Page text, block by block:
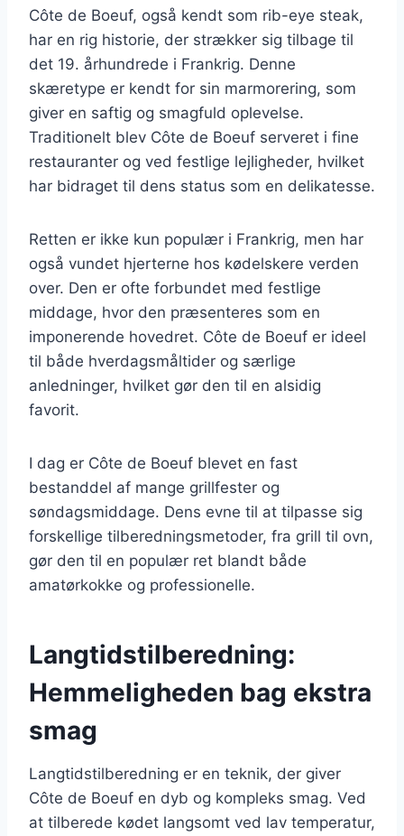
Côte de Boeuf, også kendt som rib-eye steak,
har en rig historie, der strækker sig tilbage til
det 19. århundrede i Frankrig. Denne
skæretype er kendt for sin marmorering, som
giver en saftig og smagfuld oplevelse.
Traditionelt blev Côte de Boeuf serveret i fine
restauranter og ved festlige lejligheder, hvilket
har bidraget til dens status som en delikatesse.
Retten er ikke kun populær i Frankrig, men har
også vundet hjerterne hos kødelskere verden
over. Den er ofte forbundet med festlige
middage, hvor den præsenteres som en
imponerende hovedret. Côte de Boeuf er ideel
til både hverdagsmåltider og særlige
anledninger, hvilket gør den til en alsidig
favorit.
I dag er Côte de Boeuf blevet en fast
bestanddel af mange grillfester og
søndagsmiddage. Dens evne til at tilpasse sig
forskellige tilberedningsmetoder, fra grill til ovn,
gør den til en populær ret blandt både
amatørkokke og professionelle.
Langtidstilberedning:
Hemmeligheden bag ekstra
smag
Langtidstilberedning er en teknik, der giver
Côte de Boeuf en dyb og kompleks smag. Ved
at tilberede kødet langsomt ved lav temperatur,